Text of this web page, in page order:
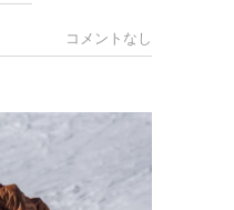
コメントなし